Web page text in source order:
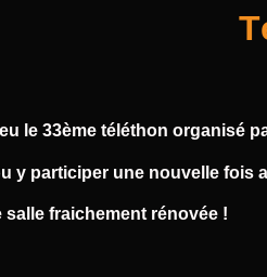
le 33ème téléthon organisé
y participer une nouvelle fois
fraichement rénovée !